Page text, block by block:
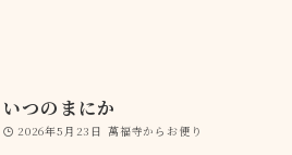
いつのまにか
2026年5月23日 萬福寺からお便り